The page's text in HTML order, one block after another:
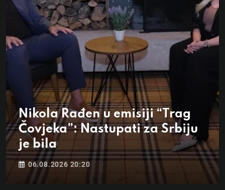
Nikola Rađen u emisiji “Trag
Čovjeka”: Nastupati za Srbiju
je bila
06.08.2026 20:20